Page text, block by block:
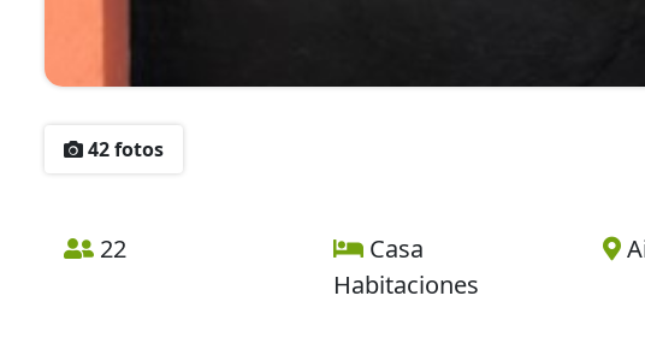
42 fotos
22
Casa
Habitaciones